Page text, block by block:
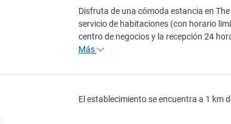
Disfruta de una cómoda estancia en
servicio de habitaciones (con horario
centro de negocios y la recepción 24
Más
El establecimiento se encuentra a 1 km